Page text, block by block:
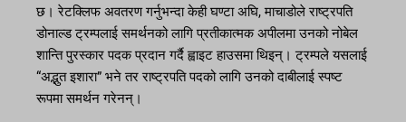
छ। रेटक्लिफ अवतरण गर्नुभन्दा केही घण्टा अघि, माचाडोले राष्ट्रपति
डोनाल्ड ट्रम्पलाई समर्थनको लागि प्रतीकात्मक अपीलमा उनको नोबेल
शान्ति पुरस्कार पदक प्रदान गर्दै ह्वाइट हाउसमा थिइन्। ट्रम्पले यसलाई
“अद्भुत इशारा” भने तर राष्ट्रपति पदको लागि उनको दाबीलाई स्पष्ट
रूपमा समर्थन गरेनन्।